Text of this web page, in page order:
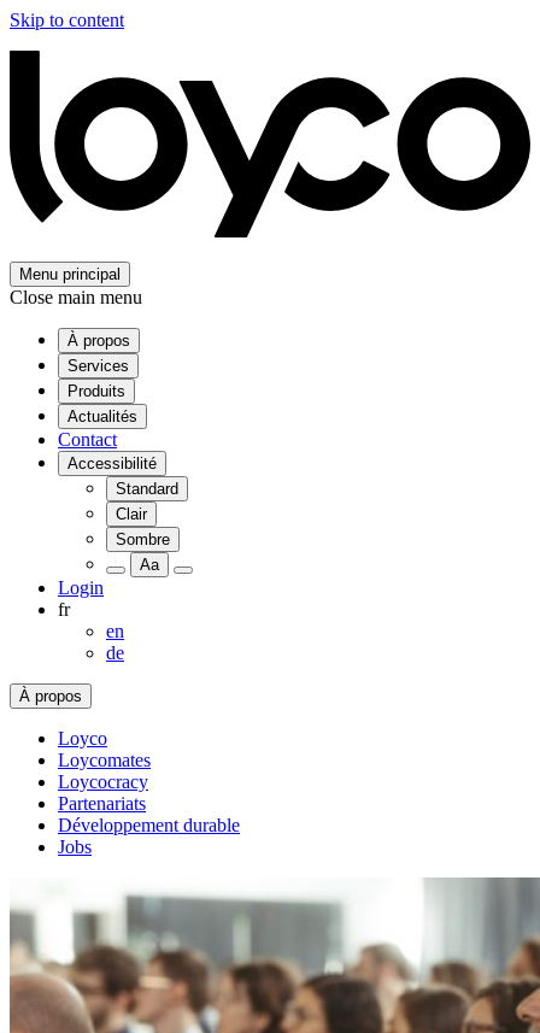
Skip to content
Menu principal
Close main menu
À propos
Services
Produits
Actualités
Contact
Accessibilité
Standard
Clair
Sombre
Aa
Login
fr
en
de
À propos
Loyco
Loycomates
Loycocracy
Partenariats
Développement durable
Jobs